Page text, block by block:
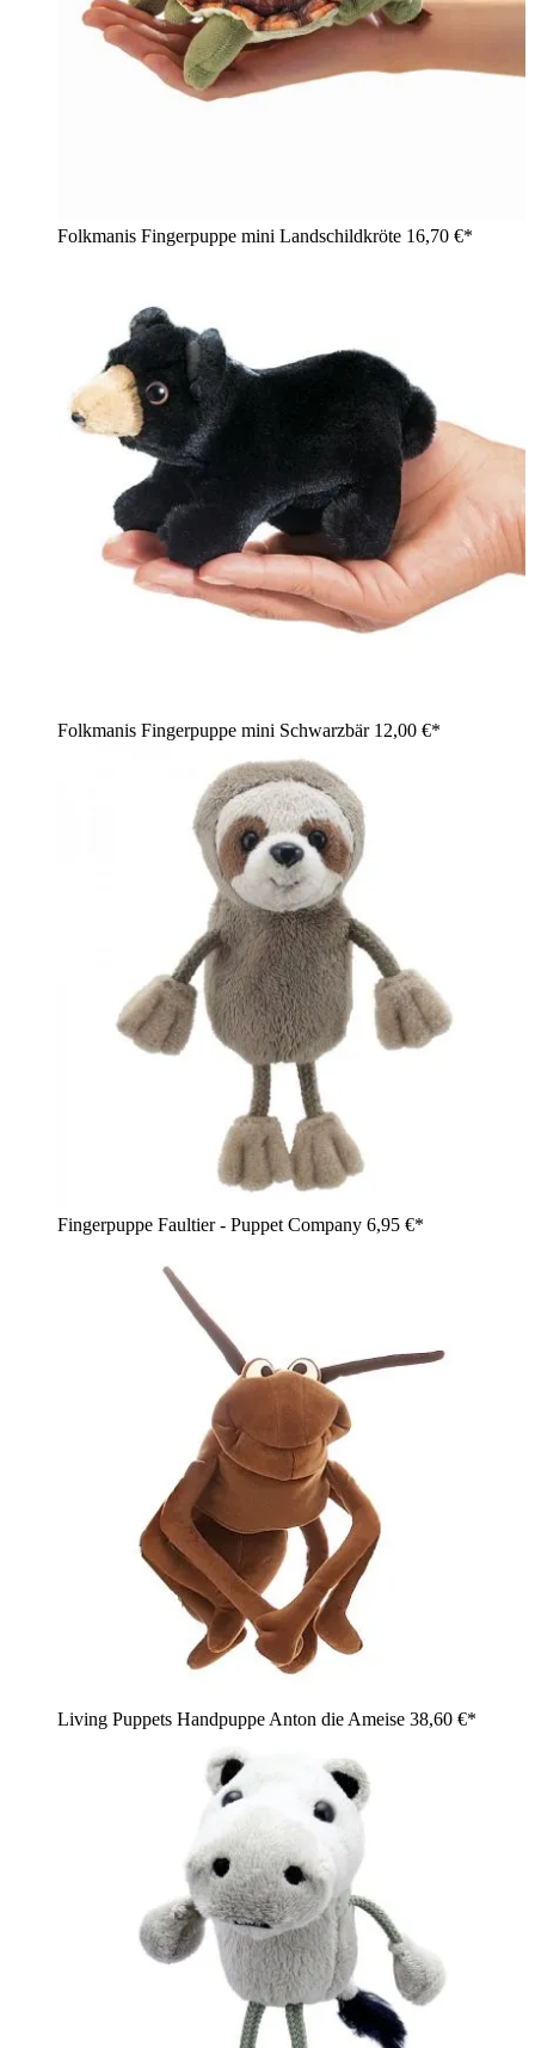
Folkmanis Fingerpuppe mini Landschildkröte 16,70 €*
Folkmanis Fingerpuppe mini Schwarzbär 12,00 €*
Fingerpuppe Faultier - Puppet Company 6,95 €*
Living Puppets Handpuppe Anton die Ameise 38,60 €*